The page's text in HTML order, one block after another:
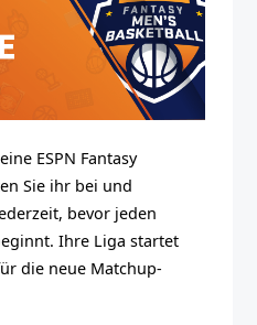
ESPN Fantasy
Sie ihr bei und
bevor jeden
Ihre Liga startet
die neue Matchup-